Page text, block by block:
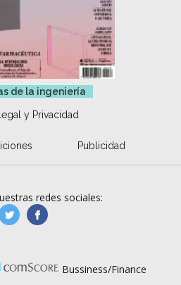
de la ingeniería
y Privacidad
Publicidad
redes sociales:
manufacturaGE
Bussiness/Finance